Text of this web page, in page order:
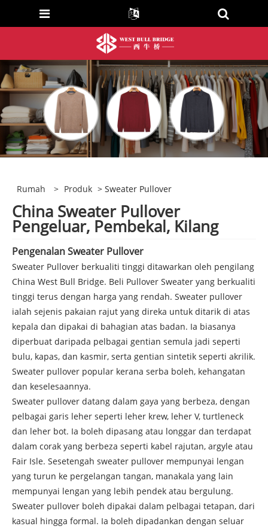
Rumah > Produk > Sweater Pullover
China Sweater Pullover
Pengeluar, Pembekal, Kilang
Pengenalan Sweater Pullover
Sweater Pullover berkualiti tinggi ditawarkan oleh pengilang
China West Bull Bridge. Beli Pullover Sweater yang berkualiti
tinggi terus dengan harga yang rendah. Sweater pullover
ialah sejenis pakaian rajut yang direka untuk ditarik di atas
kepala dan dipakai di bahagian atas badan. Ia biasanya
diperbuat daripada pelbagai gentian semula jadi seperti
bulu, kapas, dan kasmir, serta gentian sintetik seperti akrilik.
Sweater pullover popular kerana serba boleh, kehangatan
dan keselesaannya.
Sweater pullover datang dalam gaya yang berbeza, dengan
pelbagai garis leher seperti leher krew, leher V, turtleneck
dan leher bot. Ia boleh dipasang atau longgar dan terdapat
dalam corak yang berbeza seperti kabel rajutan, argyle atau
Fair Isle. Sesetengah sweater pullover mempunyai lengan
yang turun ke pergelangan tangan, manakala yang lain
mempunyai lengan yang lebih pendek atau bergulung.
Sweater pullover boleh dipakai dalam pelbagai tetapan, dari
kasual hingga formal. Ia boleh dipadankan dengan seluar